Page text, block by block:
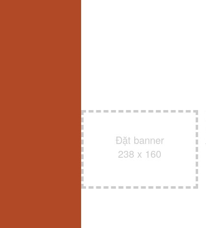
Đặt banner
238 x 160